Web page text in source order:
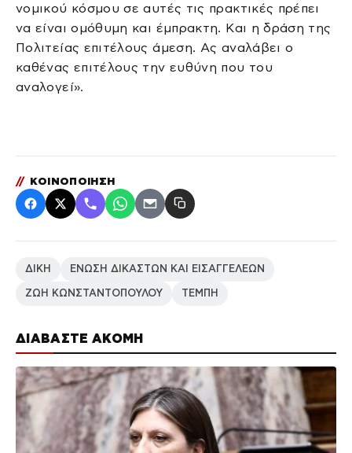
ΔΙΑΒΑΣΤΕ ΑΚΟΜΗ
νομικού κόσμου σε αυτές τις πρακτικές πρέπει
να είναι ομόθυμη και έμπρακτη. Και η δράση της
Πολιτείας επιτέλους άμεση. Ας αναλάβει ο
καθένας επιτέλους την ευθύνη που του
αναλογεί».
// ΚΟΙΝΟΠΟΙΗΣΗ
ΔΙΚΗ ΕΝΩΣΗ ΔΙΚΑΣΤΩΝ ΚΑΙ ΕΙΣΑΓΓΕΛΕΩΝ
ΖΩΗ ΚΩΝΣΤΑΝΤΟΠΟΥΛΟΥ ΤΕΜΠΗ